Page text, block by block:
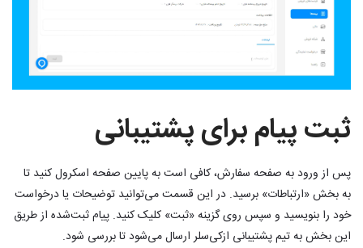
ثبت پیام برای پشتیبانی
پس از ورود به صفحه سفارش، کافی است به پایین صفحه اسکرول کنید تا
به بخش «ارتباطات» برسید. در این قسمت می‌توانید توضیحات یا درخواست
خود را بنویسید و سپس روی گزینه «ثبت» کلیک کنید. پیام ثبت‌شده از طریق
این بخش به تیم پشتیبانی ازکی‌سلر ارسال می‌شود تا بررسی شود.